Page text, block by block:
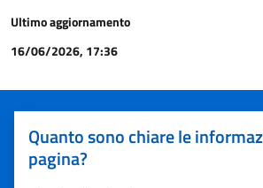
Ultimo aggiornamento
16/06/2026, 17:36
Quanto sono chiare le
pagina?